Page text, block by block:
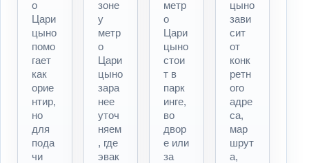
о
Цари
цыно
помо
гает
как
орие
нтир,
но
для
пода
чи
зоне
у
метр
о
Цари
цыно
зара
нее
уточ
няем
, где
эвак
метр
о
Цари
цыно
стои
т в
парк
инге,
во
двор
е или
за
цыно
зави
сит
от
конк
ретн
ого
адре
са,
мар
шрут
а,